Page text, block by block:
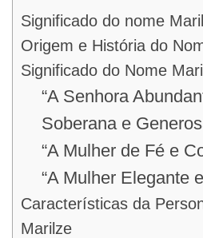
Significado do nome
Origem e História do
Significado do Nome
“A Senhora
Soberana e
“A Mulher de Fé e
“A Mulher Elegante
Características da
Marilze